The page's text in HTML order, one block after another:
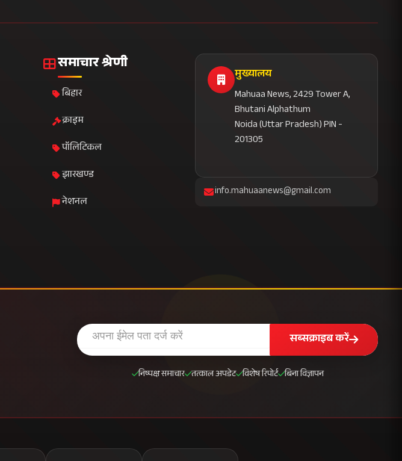
समाचार श्रेणी
बिहार
क्राइम
पॉलिटिकल
झारखण्ड
नेशनल
मुख्यालय
Mahuaa News, 2429 Tower A,
Bhutani Alphathum
Noida (Uttar Pradesh) PIN -
201305
info.mahuaanews@gmail.com
सब्सक्राइब करें
निष्पक्ष समाचार तत्काल अपडेट विशेष रिपोर्ट बिना विज्ञापन